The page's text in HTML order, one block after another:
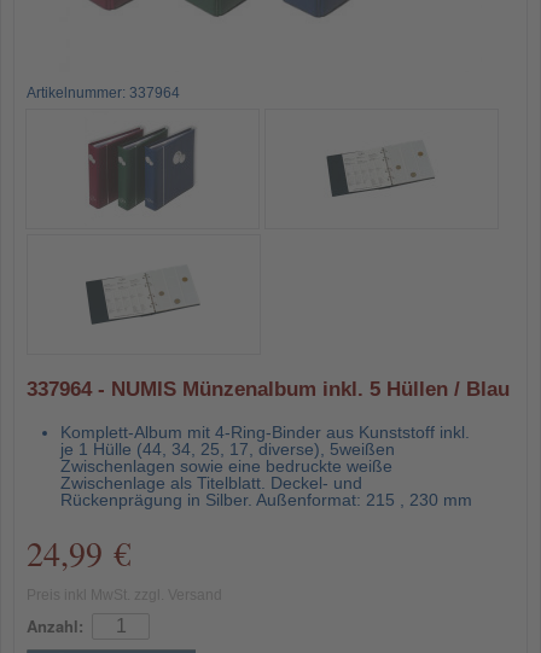
Artikelnummer: 337964
337964 - NUMIS Münzenalbum inkl. 5 Hüllen / Blau
Komplett-Album mit 4-Ring-Binder aus Kunststoff inkl.
je 1 Hülle (44, 34, 25, 17, diverse), 5weißen
Zwischenlagen sowie eine bedruckte weiße
Zwischenlage als Titelblatt. Deckel- und
Rückenprägung in Silber. Außenformat: 215 , 230 mm
24,99 €
Anzahl: